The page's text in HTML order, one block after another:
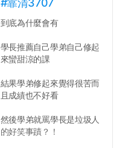
#靠清3707
到底為什麼會有
學長推薦自己學弟自己修起
來蠻甜涼的課
結果學弟修起來覺得很苦而
且成績也不好看
然後學弟就罵學長是垃圾人
的好笑事蹟？！